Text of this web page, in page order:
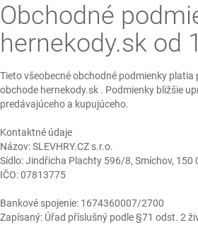
Obchodné
hernekody.sk od
Tieto všeobecné obchodné podmienky
obchode hernekody.sk . Podmienky bližšie
predávajúceho a kupujúceho.
Kontaktné údaje
Názov: SLEVHRY.CZ s.r.o.
Sídlo: Jindřicha Plachty 596/8, Smíchov, 150
IČO: 07813775
Bankové spojenie: 1674360007/2700
Zapísaný: Úřad příslušný podle §71 odst. 2